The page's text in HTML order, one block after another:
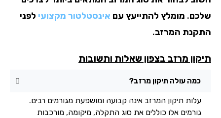
מומלץ להתייעץ עםאינסטלטור מקצועילפני
המרזב.
מרזב בצפון שאלות ותשובות
כמה עולה תיקון מרזב?
עלות תיקון המרזב אינה קבועה ומושפעת מגורמים רבים.
גורמים אלו כוללים את סוג התקלה, מיקומה, מורכבות